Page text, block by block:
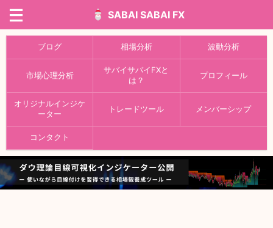
SABAI SABAI FX
ブログ 相場分析 波動分析
市場心理分析
サバイサバイFXと
は？
プロフィール
オリジナルインジケ
ーター
トレードツール メンバーシップ
コンタクト